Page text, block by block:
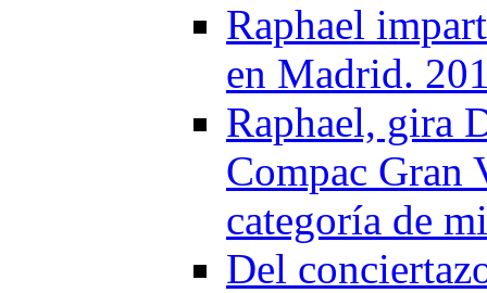
Raphael
en Madrid.
Raphael, gira
Compac Gran
categoría de
Del